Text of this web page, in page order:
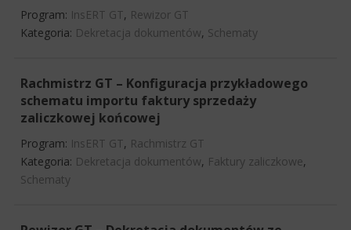
Program: InsERT GT, Rewizor GT
Kategoria: Dekretacja dokumentów, Schematy
Rachmistrz GT – Konfiguracja przykładowego
schematu importu faktury sprzedaży
zaliczkowej końcowej
Program: InsERT GT, Rachmistrz GT
Kategoria: Dekretacja dokumentów, Faktury zaliczkowe,
Schematy